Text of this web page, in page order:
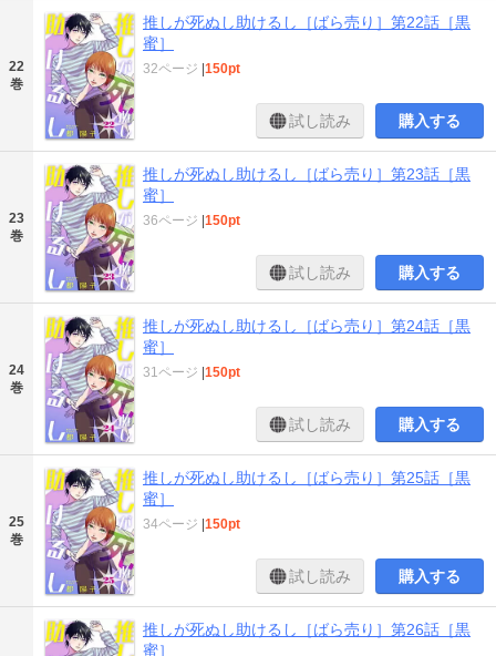
22
巻
推しが死ぬし助けるし［ばら売り］第22話［黒
蜜］
32ページ 150pt
試し読み 購入する
23
巻
推しが死ぬし助けるし［ばら売り］第23話［黒
蜜］
36ページ 150pt
試し読み 購入する
24
巻
推しが死ぬし助けるし［ばら売り］第24話［黒
蜜］
31ページ 150pt
試し読み 購入する
25
巻
推しが死ぬし助けるし［ばら売り］第25話［黒
蜜］
34ページ 150pt
試し読み 購入する
推しが死ぬし助けるし［ばら売り］第26話［黒
蜜］